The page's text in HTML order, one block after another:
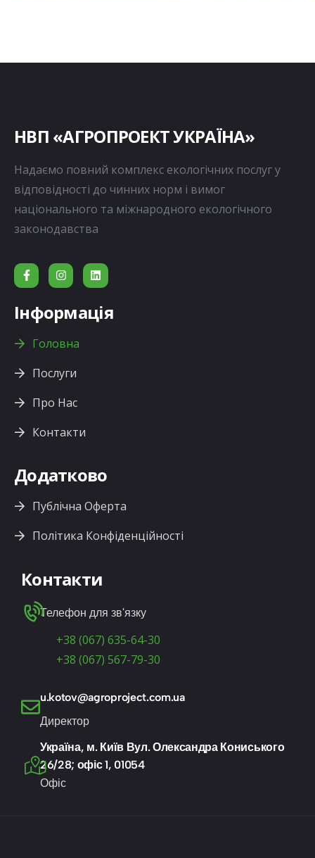
НВП «АГРОПРОЕКТ УКРАЇНА»
Надаємо повний комплекс екологічних послуг у
відповідності до чинних норм і вимог
національного та міжнародного екологічного
законодавства
Інформація
Головна
Послуги
Про Нас
Контакти
Додатково
Публічна Оферта
Політика Конфіденційності
Контакти
Телефон для зв'язку
+38 (067) 635-64-30
+38 (067) 567-79-30
u.kotov@agroproject.com.ua
Директор
Україна, м. Київ Вул. Олександра Кониського
26/28; офіс 1, 01054
Офіс